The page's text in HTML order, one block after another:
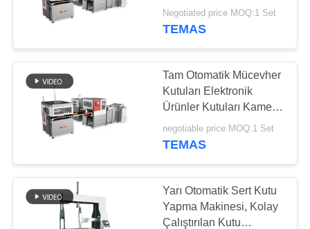
Tasarım Otomatik Akıllı
Sert Kutu Yapma
Negotiated price MOQ:1 Set
TEMAS
Tam Otomatik Mücevher
Kutuları Elektronik
Ürünler Kutuları Kamera
Takip Sistemli Makinası
negotiable price MOQ:1 Set
TEMAS
Yarı Otomatik Sert Kutu
Yapma Makinesi, Kolay
Çalıştırılan Kutu